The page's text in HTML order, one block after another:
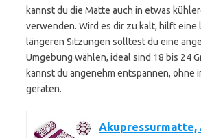
kannst du die Matte auch in etwas
verwenden. Wird es dir zu kalt, hilft eine
längeren Sitzungen solltest du eine
Umgebung wählen, ideal sind 18 bis 24
kannst du angenehm entspannen, ohne
geraten.
Akupressurmatte,